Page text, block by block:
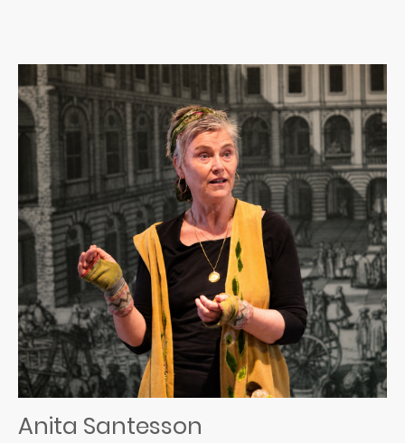
Anita Santesson